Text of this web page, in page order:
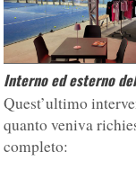
Interno ed esterno
Quest’ultimo
quanto veniva
completo: